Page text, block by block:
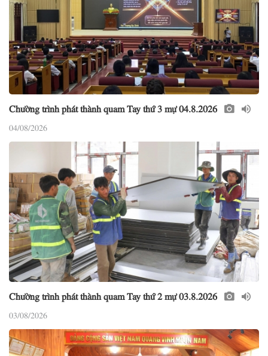
Chường trình phát thành quam Tay thứ 3 mự 04.8.2026
04/08/2026
Chường trình phát thành quam Tay thứ 2 mự 03.8.2026
03/08/2026